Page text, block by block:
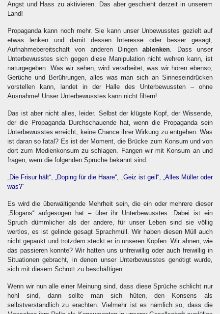
Angst und Hass zu aktivieren. Das aber geschieht derzeit in unserem
Land!
Propaganda kann noch mehr. Sie kann unser Unbewusstes gezielt auf
etwas lenken und damit dessen Interesse oder besser gesagt,
Aufnahmebereitschaft von anderen Dingenablenken. Dass unser
Unterbewusstes sich gegen diese Manipulation nicht wehren kann, ist
naturgegeben. Was wir sehen, wird verarbeitet, was wir hören ebenso,
Gerüche und Berührungen, alles was man sich an Sinneseindrücken
vorstellen kann, landet in der Halle des Unterbewussten – ohne
Ausnahme! Unser Unterbewusstes kann nicht filtern!
Das ist aber nicht alles, leider. Selbst der klügste Kopf, der Wissende,
der die Propaganda Durchschauende hat, wenn die Propaganda sein
Unterbewusstes erreicht, keine Chance ihrer Wirkung zu entgehen. Was
ist daran so fatal? Es ist der Moment, die Brücke zum Konsum und von
dort zum Medienkonsum zu schlagen. Fangen wir mit Konsum an und
fragen, wem die folgenden Sprüche bekannt sind:
„Die Frisur hält“, „Doping für die Haare“, „Geiz ist geil“, „Alles Müller oder
was?“
Es wird die überwältigende Mehrheit sein, die ein oder mehrere dieser
„Slogans“ aufgesogen hat – über ihr Unterbewusstes. Dabei ist ein
Spruch dümmlicher als der andere, für unser Leben sind sie völlig
wertlos, es ist gelinde gesagt Sprachmüll. Wir haben diesen Müll auch
nicht gepaukt und trotzdem steckt er in unseren Köpfen. Wir ahnen, wie
das passieren konnte? Wir hatten uns unfreiwillig oder auch freiwillig in
Situationen gebracht, in denen unser Unterbewusstes genötigt wurde,
sich mit diesem Schrott zu beschäftigen.
Wenn wir nun alle einer Meinung sind, dass diese Sprüche schlicht nur
hohl sind, dann sollte man sich hüten, den Konsens als
selbstverständlich zu erachten. Vielmehr ist es nämlich so, dass die